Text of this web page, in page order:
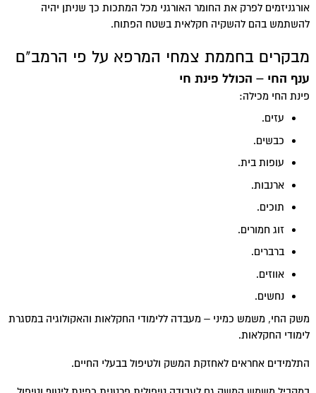
אורגניזמים לפרק את החומר האורגני מכל המתכות כך שניתן יהיה
להשתמש בהם להשקיה חקלאית בשטח הפתוח.
מבקרים בחממת צמחי המרפא על פי הרמב"ם
ענף החי – הכולל פינת חי
פינת החי מכילה:
עזים.
כבשים.
עופות בית.
ארנבות.
תוכים.
זוג חמורים.
ברברים.
אווזים.
נחשים.
משק החי, משמש כמיני – מעבדה ללימודי החקלאות והאקולוגיה במסגרת
לימודי החקלאות.
התלמידים אחראים לאחזקת המשק ולטיפול בבעלי החיים.